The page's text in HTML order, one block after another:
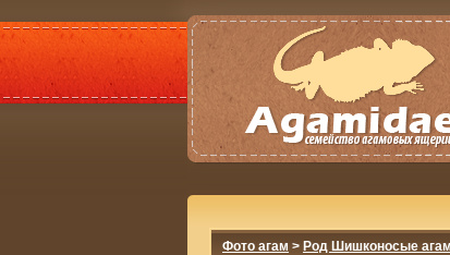
Фото агам > Род Шишконосые